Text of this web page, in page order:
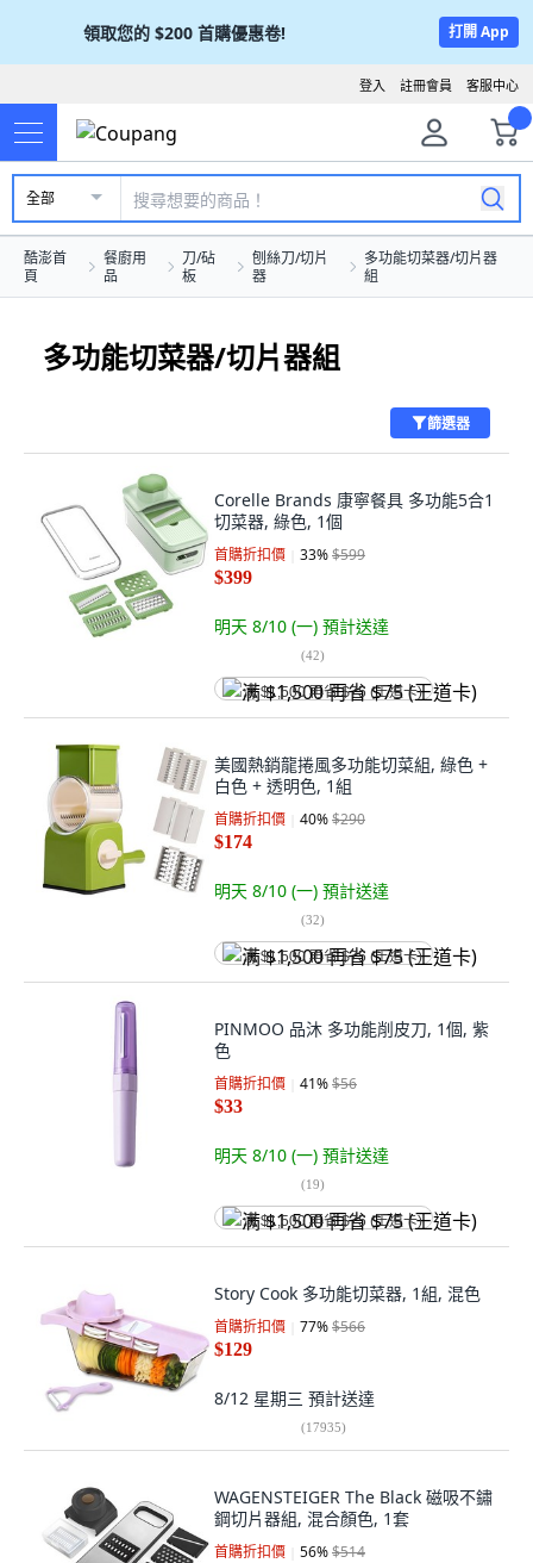
領取您的 $200 首購優惠卷! 打開 App
客服中心
註冊會員
登入
全部
酷澎首
頁
餐廚用
品
刀/砧
板
刨絲刀/切片
器
多功能切菜器/切片器
組
多功能切菜器/切片器組
篩選器
Corelle Brands 康寧餐具 多功能5合1
切菜器, 綠色, 1個
首購折扣價 33%$599
$399
明天 8/10 (一) 預計送達
(42)
满 $1,500 再省 $75 (王道卡)
美國熱銷龍捲風多功能切菜組, 綠色 +
白色 + 透明色, 1組
首購折扣價 40%$290
$174
明天 8/10 (一) 預計送達
(32)
满 $1,500 再省 $75 (王道卡)
PINMOO 品沐 多功能削皮刀, 1個, 紫
色
首購折扣價 41%$56
$33
明天 8/10 (一) 預計送達
(19)
满 $1,500 再省 $75 (王道卡)
Story Cook 多功能切菜器, 1組, 混色
首購折扣價 77%$566
$129
8/12 星期三 預計送達
(17935)
WAGENSTEIGER The Black 磁吸不鏽
鋼切片器組, 混合顏色, 1套
首購折扣價 56%$514